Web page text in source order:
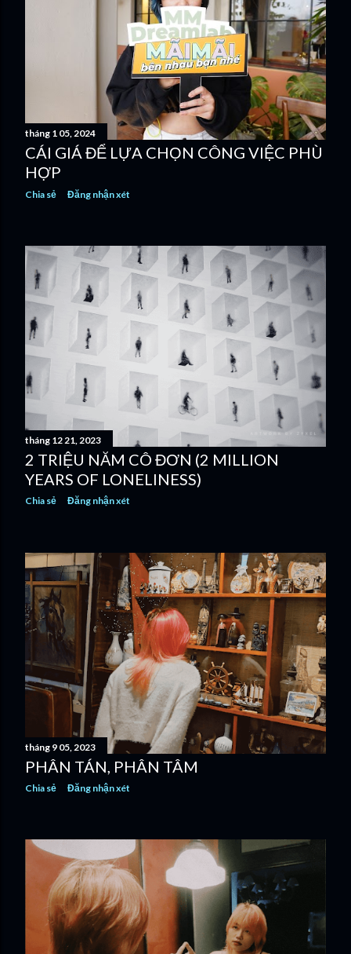
tháng 1 05, 2024
CÁI GIÁ ĐỂ LỰA CHỌN CÔNG VIỆC PHÙ
HỢP
Chia sẻ Đăng nhận xét
tháng 12 21, 2023
2 TRIỆU NĂM CÔ ĐƠN (2 MILLION
YEARS OF LONELINESS)
Chia sẻ Đăng nhận xét
tháng 9 05, 2023
PHÂN TÁN, PHÂN TÂM
Chia sẻ Đăng nhận xét